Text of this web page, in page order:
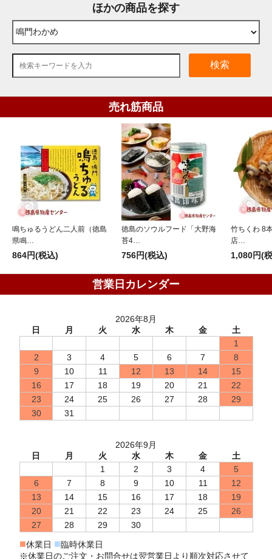
ほかの商品を探す
検索
売れ筋商品
鳴ちゅるうどん二人前（徳島
県鳴…
864円(税込)
徳島のソウルフード「大野海
苔4…
756円(税込)
竹ちくわ 8
店…
1,080円(
営業日カレンダー
2026年8月
日
月 火 水 木 金
土
1
2
3 4 5 6 7
8
9
10 11 12 13 14
15
16
17 18 19 20 21
22
23
24 25 26 27 28
29
30
31
2026年9月
日
月 火 水 木 金
土
1
2 3 4
5
6
7 8 9 10 11
12
13
14 15 16 17 18
19
20
21 22 23 24 25
26
27
28 29 30
■休業日 ■臨時休業日
※休業日のご注文・お問合せは翌営業日より順次対応させて